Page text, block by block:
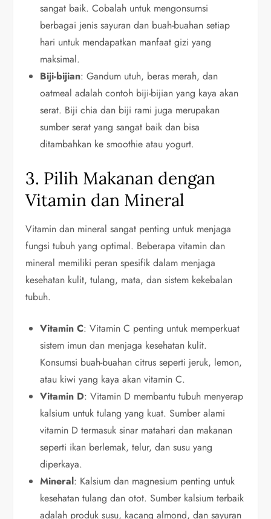
sangat baik. Cobalah untuk mengonsumsi
berbagai jenis sayuran dan buah-buahan setiap
hari untuk mendapatkan manfaat gizi yang
maksimal.
Biji-bijian: Gandum utuh, beras merah, dan
oatmeal adalah contoh biji-bijian yang kaya akan
serat. Biji chia dan biji rami juga merupakan
sumber serat yang sangat baik dan bisa
ditambahkan ke smoothie atau yogurt.
3. Pilih Makanan dengan
Vitamin dan Mineral
Vitamin dan mineral sangat penting untuk menjaga
fungsi tubuh yang optimal. Beberapa vitamin dan
mineral memiliki peran spesifik dalam menjaga
kesehatan kulit, tulang, mata, dan sistem kekebalan
tubuh.
Vitamin C: Vitamin C penting untuk memperkuat
sistem imun dan menjaga kesehatan kulit.
Konsumsi buah-buahan citrus seperti jeruk, lemon,
atau kiwi yang kaya akan vitamin C.
Vitamin D: Vitamin D membantu tubuh menyerap
kalsium untuk tulang yang kuat. Sumber alami
vitamin D termasuk sinar matahari dan makanan
seperti ikan berlemak, telur, dan susu yang
diperkaya.
Mineral: Kalsium dan magnesium penting untuk
kesehatan tulang dan otot. Sumber kalsium terbaik
adalah produk susu, kacang almond, dan sayuran